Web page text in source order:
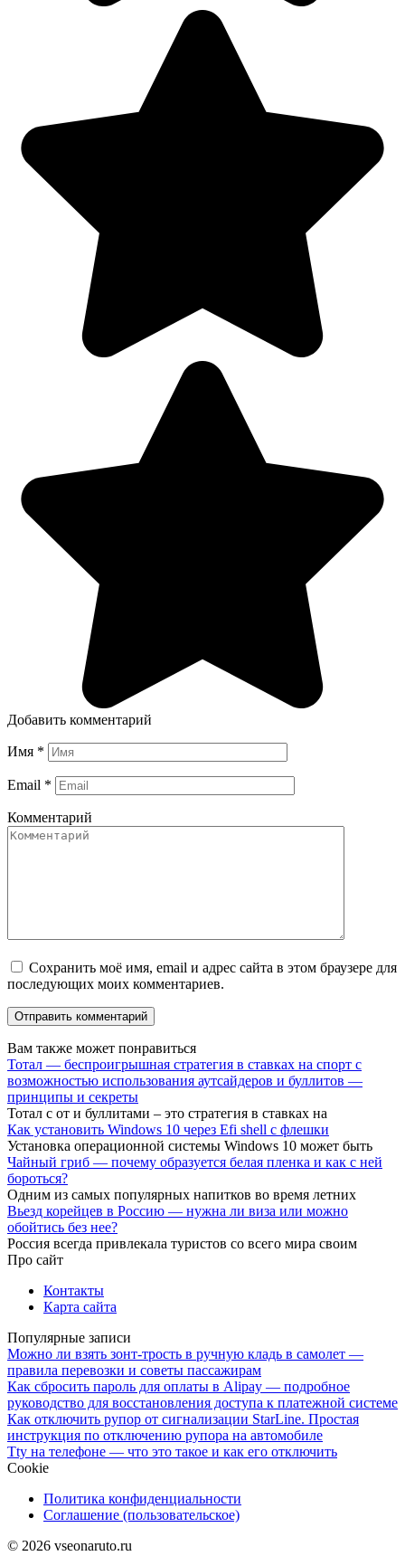
Добавить комментарий
Имя *
Email *
Комментарий
Сохранить моё имя, email и адрес сайта в этом браузере для
последующих моих комментариев.
Вам также может понравиться
Тотал — беспроигрышная стратегия в ставках на спорт с
возможностью использования аутсайдеров и буллитов —
принципы и секреты
Тотал с от и буллитами – это стратегия в ставках на
Как установить Windows 10 через Efi shell с флешки
Установка операционной системы Windows 10 может быть
Чайный гриб — почему образуется белая пленка и как с ней
бороться?
Одним из самых популярных напитков во время летних
Вьезд корейцев в Россию — нужна ли виза или можно
обойтись без нее?
Россия всегда привлекала туристов со всего мира своим
Про сайт
Контакты
Карта сайта
Популярные записи
Можно ли взять зонт-трость в ручную кладь в самолет —
правила перевозки и советы пассажирам
Как сбросить пароль для оплаты в Alipay — подробное
руководство для восстановления доступа к платежной системе
Как отключить рупор от сигнализации StarLine. Простая
инструкция по отключению рупора на автомобиле
Tty на телефоне — что это такое и как его отключить
Cookie
Политика конфиденциальности
Соглашение (пользовательское)
© 2026 vseonaruto.ru